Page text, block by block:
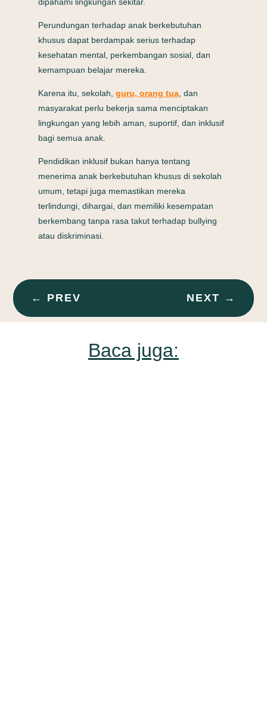
dipahami lingkungan sekitar.
Perundungan terhadap anak berkebutuhan
khusus dapat berdampak serius terhadap
kesehatan mental, perkembangan sosial, dan
kemampuan belajar mereka.
Karena itu, sekolah, guru, orang tua, dan
masyarakat perlu bekerja sama menciptakan
lingkungan yang lebih aman, suportif, dan inklusif
bagi semua anak.
Pendidikan inklusif bukan hanya tentang
menerima anak berkebutuhan khusus di sekolah
umum, tetapi juga memastikan mereka
terlindungi, dihargai, dan memiliki kesempatan
berkembang tanpa rasa takut terhadap bullying
atau diskriminasi.
← PREV NEXT →
Baca juga: